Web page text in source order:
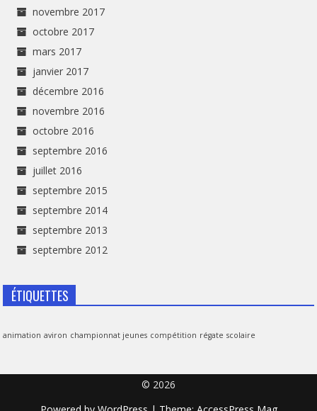
novembre 2017
octobre 2017
mars 2017
janvier 2017
décembre 2016
novembre 2016
octobre 2016
septembre 2016
juillet 2016
septembre 2015
septembre 2014
septembre 2013
septembre 2012
ÉTIQUETTES
animation aviron championnat jeunes compétition régate scolaire
© 2026